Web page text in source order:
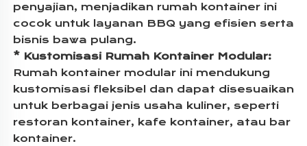
penyajian, menjadikan rumah kontainer ini
cocok untuk layanan BBQ yang efisien serta
bisnis bawa pulang.
Rumah kontainer modular ini mendukung
kustomisasi fleksibel dan dapat disesuaikan
untuk berbagai jenis usaha kuliner, seperti
restoran kontainer, kafe kontainer, atau bar
kontainer.